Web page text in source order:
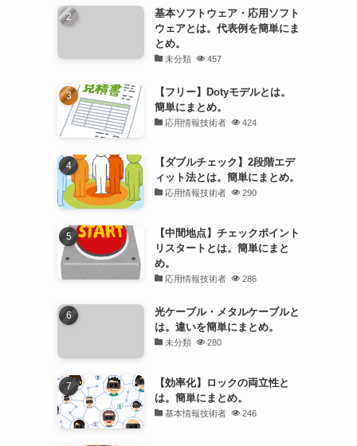
基本ソフトウェア・応用ソフト
ウェアとは。代表例を簡単にま
とめ。
未分類 457
【フリー】Dotyモデルとは。
簡単にまとめ。
応用情報技術者 424
【ダブルチェック】2段階エデ
ィット法とは。簡単にまとめ。
応用情報技術者 290
【中間地点】チェックポイント
リスタートとは。簡単にまと
め。
応用情報技術者 286
光ケーブル・メタルケーブルと
は。違いを簡単にまとめ。
未分類 280
【効率化】ロックの両立性と
は。簡単にまとめ。
基本情報技術者 246